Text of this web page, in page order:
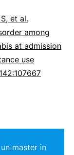
et al.
among
at admission
use
master in